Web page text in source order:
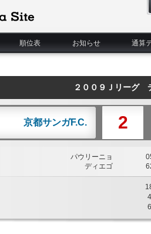
順位表 お知らせ 通算
２００９Ｊリーグ
京都サンガF.C. 2
パウリーニョ
ディエゴ
4
6